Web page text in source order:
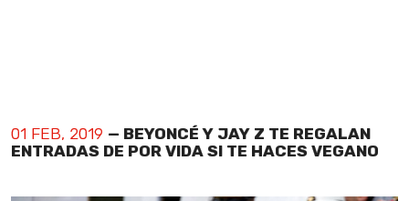
01 FEB, 2019 — BEYONCÉ Y JAY Z TE REGALAN
ENTRADAS DE POR VIDA SI TE HACES VEGANO